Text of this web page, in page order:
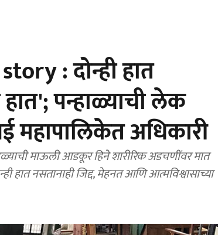
: दोन्ही हात
पन्हाळ्याची लेक
अधिकारी
माऊली आडकूर हिने शारीरिक अडचणींवर मात
नसतानाही जिद्द, मेहनत आणि आत्मविश्वासाच्या